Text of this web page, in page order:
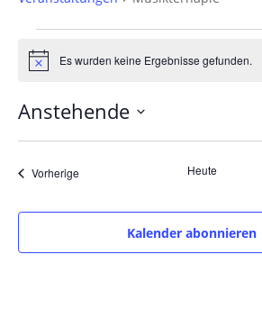
HinweisEs wurden keine Ergebnisse gefunden.
Anstehende
Datum
wählen.
VorherigeVeranstaltungen Heute
Kalender abonnieren